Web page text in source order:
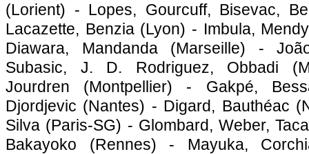
(Lorient) - Lopes, Gourcuff, Bisevac,
Lacazette, Benzia (Lyon) - Imbula,
Diawara, Mandanda (Marseille) - João
Subasic, J. D. Rodriguez, Obbadi (
Jourdren (Montpellier) - Gakpé,
Djordjevic (Nantes) - Digard, Bauthéac (
Silva (Paris-SG) - Glombard, Weber,
Bakayoko (Rennes) - Mayuka,